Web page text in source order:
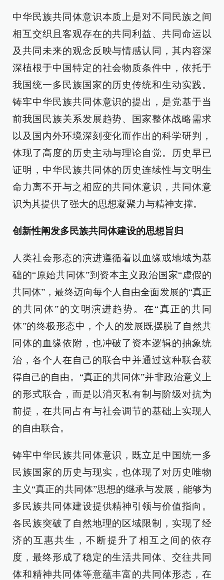
中华民族共同体意识本质上是对不同民族之间
相互交织且客观存在的共同利益、共同命运以
及共同未来的观念反映与情感认同，其内容深
深植根于中国特定的社会物质条件中，依托于
我国统一多民族国家的历史传统和生动实践。
铸牢中华民族共同体意识的提出，是党基于当
前我国民族关系发展趋势、国家整体战略需求
以及国内外环境深刻变化而作出的科学研判，
体现了高度的历史主动与理论自觉。历史早已
证明，中华民族共同体的历史连续性与文明生
命力离不开与之相应的共同体意识，共同体意
识为其提供了强大的思想凝聚力与精神支撑。
创新性阐发多民族共同体建设的思想旨归
人类社会形态的演进遵循着以血缘或地域为基
础的“原始共同体”到资本主义政治国家“虚假的
共同体”，最终迈向每个人自由全面发展的“真正
的共同体”的文明演进趋势。在“真正的共同
体”的终极形态中，个人的发展既摆脱了自然共
同体的血缘依附，也冲破了资本逻辑的抽象统
治，各个人在自己的联合中并通过这种联合获
得自己的自由。“真正的共同体”并非政治意义上
的形式联合，而是以消灭私有制与阶级对抗为
前提，在共同占有与社会调节的基础上实现人
的自由联合。
铸牢中华民族共同体意识，既立足中国统一多
民族国家的历史与现实，也体现了对历史唯物
主义“真正的共同体”思想的继承与发展，能够为
多民族共同体建设提供精神引领与价值指向。
各民族突破了自然地理的区域限制，实现了经
济的互惠共生，不断提升了相互之间的依存
度，最终形成了稳定的生活共同体、交往共同
体和精神共同体等意蕴丰富的共同体形态，在